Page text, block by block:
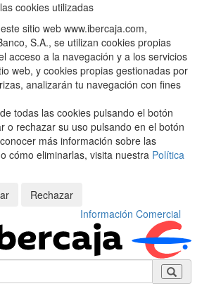
cookies utilizadas
sitio web www.ibercaja.com,
S.A., se utilizan cookies propias
acceso a la navegación y a los servicios
web, y cookies propias gestionadas por
analizarán tu navegación con fines
todas las cookies pulsando el botón
o rechazar su uso pulsando en el botón
más información sobre las
cómo eliminarlas, visita nuestra Política
Rechazar
Información Comercial